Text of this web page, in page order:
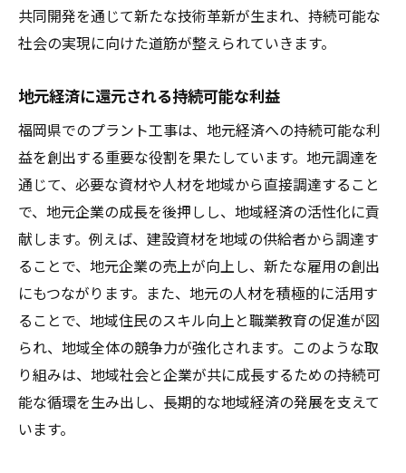
共同開発を通じて新たな技術革新が生まれ、持続可能な
社会の実現に向けた道筋が整えられていきます。
地元経済に還元される持続可能な利益
福岡県でのプラント工事は、地元経済への持続可能な利
益を創出する重要な役割を果たしています。地元調達を
通じて、必要な資材や人材を地域から直接調達すること
で、地元企業の成長を後押しし、地域経済の活性化に貢
献します。例えば、建設資材を地域の供給者から調達す
ることで、地元企業の売上が向上し、新たな雇用の創出
にもつながります。また、地元の人材を積極的に活用す
ることで、地域住民のスキル向上と職業教育の促進が図
られ、地域全体の競争力が強化されます。このような取
り組みは、地域社会と企業が共に成長するための持続可
能な循環を生み出し、長期的な地域経済の発展を支えて
います。